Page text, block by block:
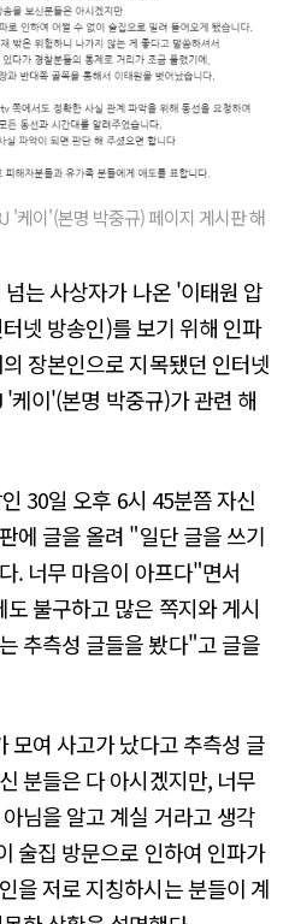
'케이'(본명 박중규) 페이지 게시판 해
는 사상자가 나온 '이태원 압
넷 방송인)를 보기 위해 인파
장본인으로 지목됐던 인터넷
케이'(본명 박중규)가 관련 해
30일 오후 6시 45분쯤 자신
에 글을 올려 "일단 글을 쓰기
. 너무 마음이 아프다"면서
불구하고 많은 쪽지와 게시
추측성 글들을 봤다"고 글을
모여 사고가 났다고 추측성 글
분들은 다 아시겠지만, 너무
님을 알고 계실 거라고 생각
술집 방문으로 인하여 인파가
을 저로 지칭하시는 분들이 계